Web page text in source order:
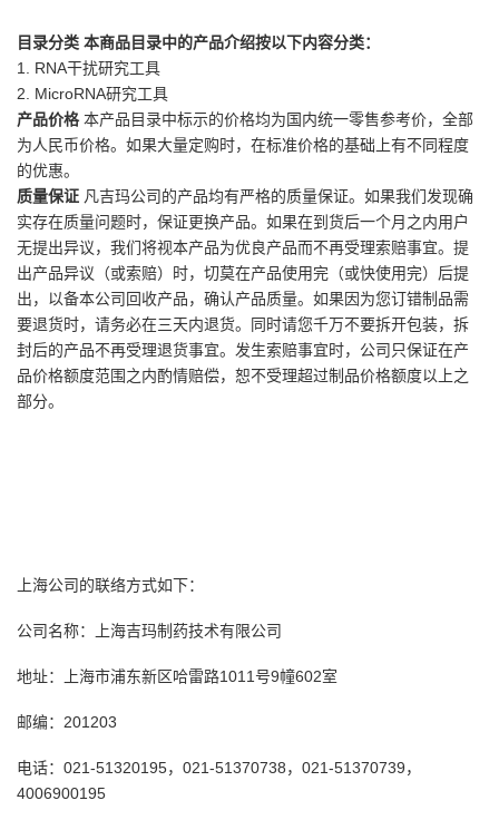
目录分类 本商品目录中的产品介绍按以下内容分类：
1. RNA干扰研究工具
2. MicroRNA研究工具
产品价格本产品目录中标示的价格均为国内统一零售参考价，全部
为人民币价格。如果大量定购时，在标准价格的基础上有不同程度
的优惠。
质量保证 凡吉玛公司的产品均有严格的质量保证。如果我们发现确
实存在质量问题时，保证更换产品。如果在到货后一个月之内用户
无提出异议，我们将视本产品为优良产品而不再受理索赔事宜。提
出产品异议（或索赔）时，切莫在产品使用完（或快使用完）后提
出，以备本公司回收产品，确认产品质量。如果因为您订错制品需
要退货时，请务必在三天内退货。同时请您千万不要拆开包装，拆
封后的产品不再受理退货事宜。发生索赔事宜时，公司只保证在产
品价格额度范围之内酌情赔偿，恕不受理超过制品价格额度以上之
部分。
上海公司的联络方式如下：
公司名称：上海吉玛制药技术有限公司
地址：上海市浦东新区哈雷路1011号9幢602室
邮编： 201203
电话： 021-51320195， 021-51370738， 021-51370739，
4006900195